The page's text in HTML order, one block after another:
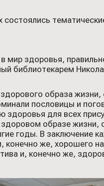
состоялись
здоровья,
библиотекарем
образа жизни,
пословицы и
здоровья для всех
образе жизни,
годы. В заключение
же, хорошего
и, конечно же,